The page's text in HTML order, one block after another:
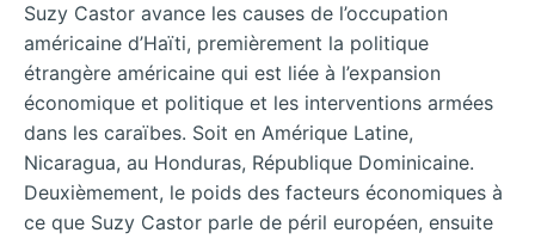
Suzy Castor avance les causes de l’occupation
américaine d’Haïti, premièrement la politique
étrangère américaine qui est liée à l’expansion
économique et politique et les interventions armées
dans les caraïbes. Soit en Amérique Latine,
Nicaragua, au Honduras, République Dominicaine.
Deuxièmement, le poids des facteurs économiques à
ce que Suzy Castor parle de péril européen, ensuite